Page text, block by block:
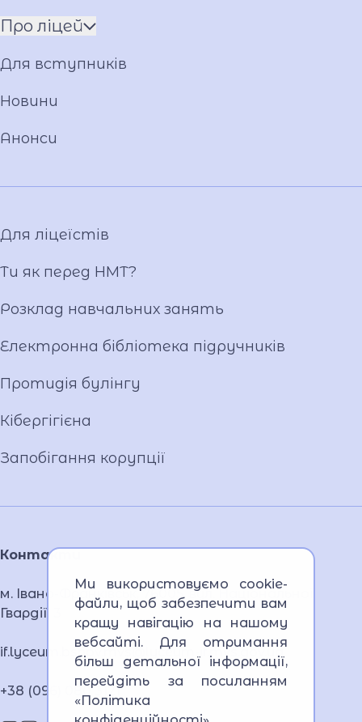
Контакти
м. Івано-Франківськ, 76005, вул. Національної
Гвардії, 3
if.lyceum.bsnpv.mvs@lyceum-if.mvs.gov.ua
+38 (096) 080 3121
Про ліцей
Команда
Накази
Публічні закупівлі
Фотогалерея
Відеогалерея
Вакансії
Публічна інформація
Для вступників
Новини
Анонси
Для ліцеїстів
Ти як перед НМТ?
Розклад навчальних занять
Електронна бібліотека підручників
Протидія булінгу
Кібергігієна
Запобігання корупції
Ми використовуємо cookie-
файли, щоб забезпечити вам
кращу навігацію на нашому
вебсайті. Для отримання
більш детальної інформації,
перейдіть за посиланням
«Політика